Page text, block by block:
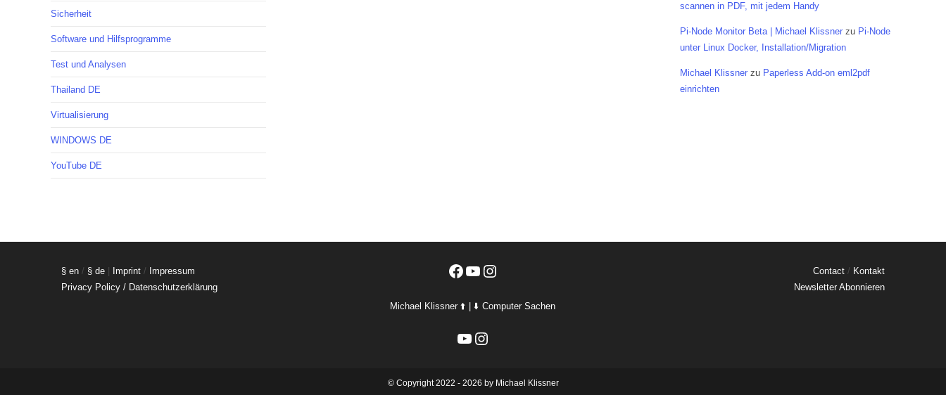
Sicherheit
Software und Hilfsprogramme
Test und Analysen
Thailand DE
Virtualisierung
WINDOWS DE
YouTube DE
scannen in PDF, mit jedem Handy
Pi-Node Monitor Beta | Michael Klissner zu Pi-Node
unter Linux Docker, Installation/Migration
Michael Klissner zu Paperless Add-on eml2pdf
einrichten
§ en / § de Imprint / Impressum
Privacy Policy / Datenschutzerklärung
Facebook
YouTubeInstagram
Michael Klissner ⬆️ | ⬇️ Computer Sachen
YouTubeInstagram
Contact/ Kontakt
Newsletter Abonnieren
©️ Copyright 2022 - 2026 by Michael Klissner